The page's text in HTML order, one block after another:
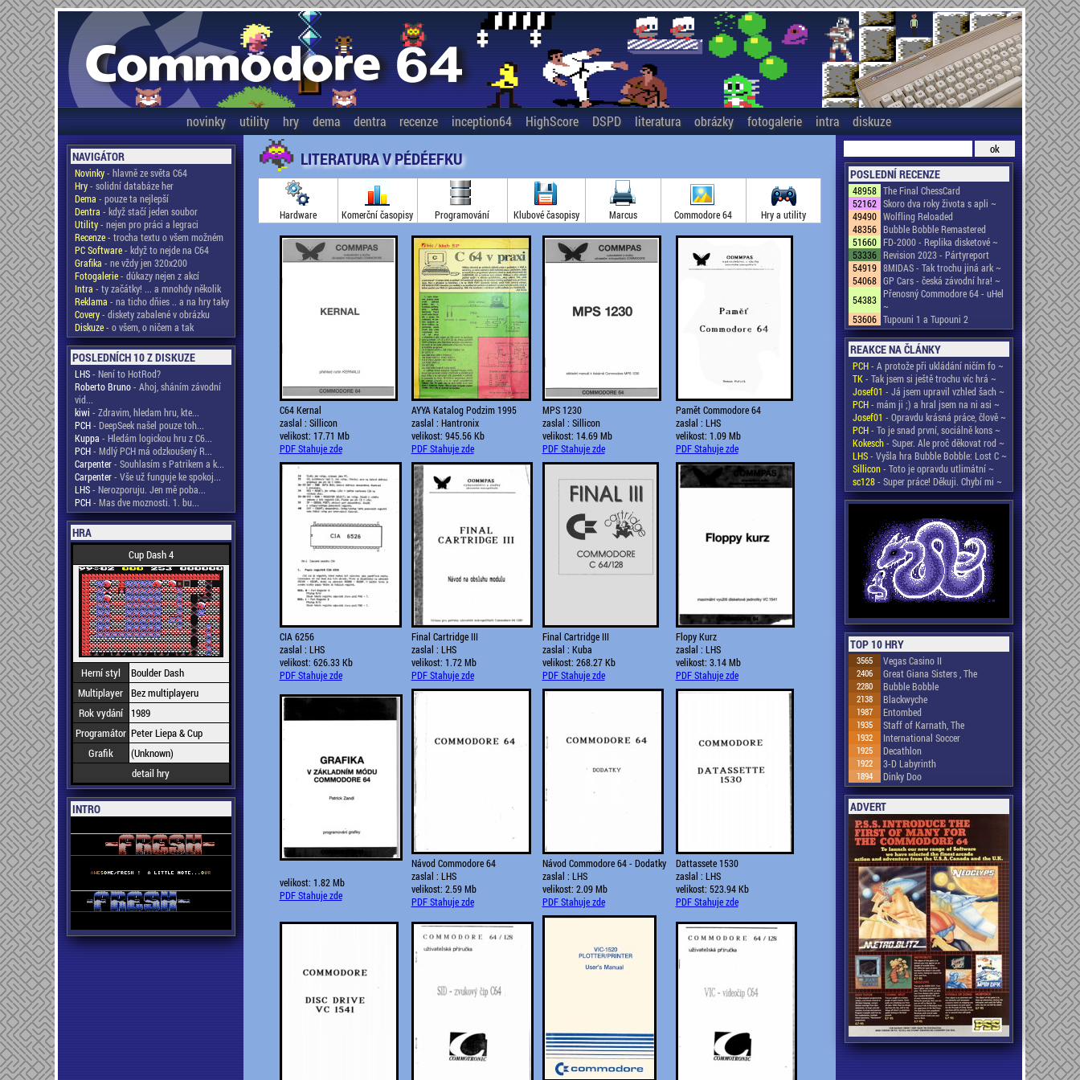
novinky utility hry dema dentra recenze inception64 HighScore DSPD literatura obrázky fotogalerie intra diskuze
NAVIGÁTOR
Novinky- hlavně ze světa C64
Hry- solidní databáze her
Dema - pouze ta nejlepší
Dentra - když stačí jeden soubor
Utility- nejen pro práci a legraci
Recenze- trocha textu o všem možném
PC Software- když to nejde na C64
Grafika - ne vždy jen 320x200
Fotogalerie- důkazy nejen z akcí
Intra - ty začátky! ... a mnohdy několik
Reklama - na ticho dňies .. a na hry taky
Covery- diskety zabalené v obrázku
Diskuze- o všem, o ničem a tak
POSLEDNÍCH 10 Z DISKUZE
LHS- Není to HotRod?
Roberto Bruno- Ahoj, sháním závodní
vid...
kiwi - Zdravim, hledam hru, kte...
PCH- DeepSeek našel pouze toh...
Kuppa - Hledám logickou hru z C6...
PCH- Mdlý PCH má odzkoušený R...
Carpenter- Souhlasím s Patrikem a k...
Carpenter- Vše už funguje ke spokoj...
LHS- Nerozporuju. Jen mě poba...
PCH- Mas dve moznosti. 1. bu...
HRA
Cup Dash 4
Herní styl
Boulder Dash
Multiplayer Bez multiplayeru
Rok vydání
1989
Programátor Peter Liepa & Cup
Grafik
(Unknown)
detail hry
INTRO
LITERATURA V PÉDÉEFKU
Hardware Komerční časopisy Programování Klubové časopisy Marcus Commodore 64 Hry a utility
C64 Kernal
zaslal : Sillicon
velikost: 17.71 Mb
PDF Stahuje zde
AYYA Katalog Podzim 1995
zaslal : Hantronix
velikost: 945.56 Kb
PDF Stahuje zde
MPS 1230
zaslal : Sillicon
velikost: 14.69 Mb
PDF Stahuje zde
Pamět Commodore 64
zaslal : LHS
velikost: 1.09 Mb
PDF Stahuje zde
CIA 6256
zaslal : LHS
velikost: 626.33 Kb
PDF Stahuje zde
Final Cartridge III
zaslal : LHS
velikost: 1.72 Mb
PDF Stahuje zde
Final Cartridge III
zaslal : Kuba
velikost: 268.27 Kb
PDF Stahuje zde
Flopy Kurz
zaslal : LHS
velikost: 3.14 Mb
PDF Stahuje zde
velikost: 1.82 Mb
PDF Stahuje zde
Návod Commodore 64
zaslal : LHS
velikost: 2.59 Mb
PDF Stahuje zde
Návod Commodore 64 - Dodatky
zaslal : LHS
velikost: 2.09 Mb
PDF Stahuje zde
Dattassete 1530
zaslal : LHS
velikost: 523.94 Kb
PDF Stahuje zde
POSLEDNÍ RECENZE
48958 The Final ChessCard
52162 Skoro dva roky života s apli ~
49490 Wolfling Reloaded
48356 Bubble Bobble Remastered
51660 FD-2000 - Replika disketové ~
53336 Revision 2023 - Pártyreport
54919 8MIDAS - Tak trochu jiná ark ~
54068 GP Cars - česká závodní hra! ~
54383 Přenosný Commodore 64 - uHel
~
53606 Tupouni 1 a Tupouni 2
REAKCE NA ČLÁNKY
PCH- A protože při ukládání ničím fo ~
TK- Tak jsem si ještě trochu víc hrá ~
Josef01 - Já jsem upravil vzhled šach ~
PCH- mám ji ;) a hral jsem na ni asi ~
Josef01 - Opravdu krásná práce, člově ~
PCH- To je snad první, sociálně kons ~
Kokesch- Super. Ale proč děkovat rod ~
LHS- Vyšla hra Bubble Bobble: Lost C ~
Sillicon- Toto je opravdu utlimátní ~
sc128- Super práce! Děkuji. Chybí mi ~
TOP 10 HRY
3565 Vegas Casino II
2406 Great Giana Sisters , The
2280 Bubble Bobble
2138 Blackwyche
1987 Entombed
1935 Staff of Karnath, The
1932 International Soccer
1925 Decathlon
1922 3-D Labyrinth
1894 Dinky Doo
ADVERT